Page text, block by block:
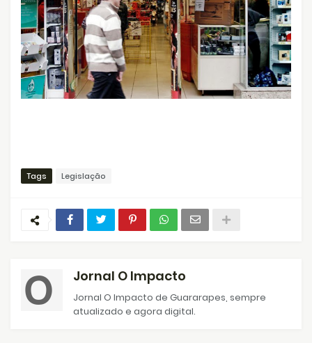
Tags Legislação
Jornal O Impacto
Jornal O Impacto de Guararapes, sempre
atualizado e agora digital.